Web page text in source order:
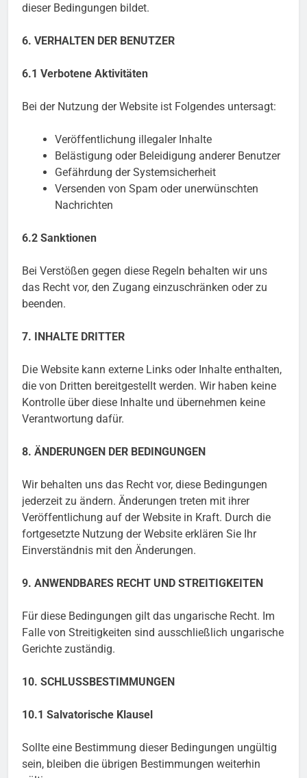
dieser Bedingungen bildet.
6. VERHALTEN DER BENUTZER
6.1 Verbotene Aktivitäten
Bei der Nutzung der Website ist Folgendes untersagt:
Veröffentlichung illegaler Inhalte
Belästigung oder Beleidigung anderer Benutzer
Gefährdung der Systemsicherheit
Versenden von Spam oder unerwünschten
Nachrichten
6.2 Sanktionen
Bei Verstößen gegen diese Regeln behalten wir uns
das Recht vor, den Zugang einzuschränken oder zu
beenden.
7. INHALTE DRITTER
Die Website kann externe Links oder Inhalte enthalten,
die von Dritten bereitgestellt werden. Wir haben keine
Kontrolle über diese Inhalte und übernehmen keine
Verantwortung dafür.
8. ÄNDERUNGEN DER BEDINGUNGEN
Wir behalten uns das Recht vor, diese Bedingungen
jederzeit zu ändern. Änderungen treten mit ihrer
Veröffentlichung auf der Website in Kraft. Durch die
fortgesetzte Nutzung der Website erklären Sie Ihr
Einverständnis mit den Änderungen.
9. ANWENDBARES RECHT UND STREITIGKEITEN
Für diese Bedingungen gilt das ungarische Recht. Im
Falle von Streitigkeiten sind ausschließlich ungarische
Gerichte zuständig.
10. SCHLUSSBESTIMMUNGEN
10.1 Salvatorische Klausel
Sollte eine Bestimmung dieser Bedingungen ungültig
sein, bleiben die übrigen Bestimmungen weiterhin